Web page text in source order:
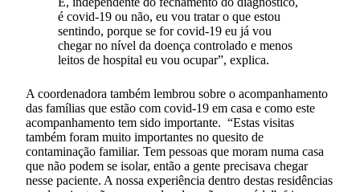
é covid-19 ou não, eu vou tratar o que estou
sentindo, porque se for covid-19 eu já vou
chegar no nível da doença controlado e menos
leitos de hospital eu vou ocupar”, explica.
A coordenadora também lembrou sobre o acompanhamento
das famílias que estão com covid-19 em casa e como este
acompanhamento tem sido importante. “Estas visitas
também foram muito importantes no quesito de
contaminação familiar. Tem pessoas que moram numa casa
que não podem se isolar, então a gente precisava chegar
nesse paciente. A nossa experiência dentro destas residências